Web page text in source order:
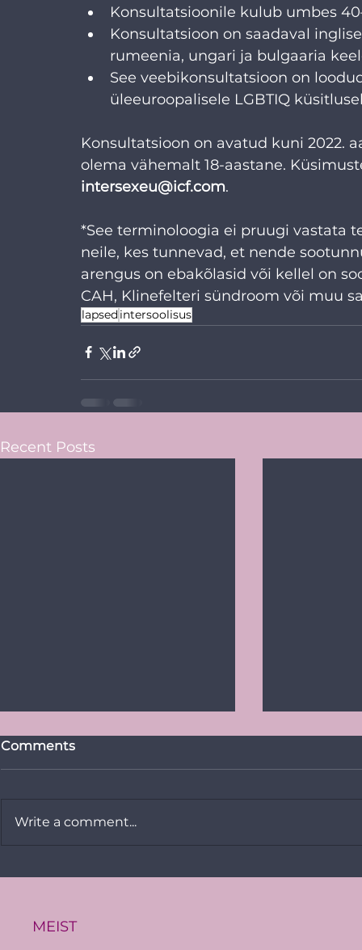
Konsultatsioonile kulub umbes
Konsultatsioon on saadaval
rumeenia, ungari ja bulgaaria
See veebikonsultatsioon on
üleeuroopalisele LGBTIQ
Konsultatsioon on avatud kuni 2022.
olema vähemalt 18-aastane.
intersexeu@icf.com.
*See terminoloogia ei pruugi vastata
neile, kes tunnevad, et nende
arengus on ebakõlasid või kellel on
CAH, Klinefelteri sündroom või muu
lapsedintersoolisus
Recent Posts
Eestis
Comments
Write a comment...
MEIST